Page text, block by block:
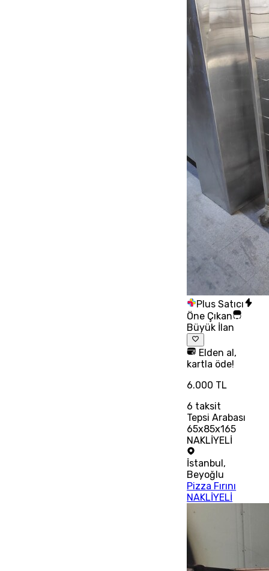
Plus Satıcı
Öne Çıkan
Büyük İlan
Elden al,
kartla öde!
6.000 TL
6 taksit
Tepsi Arabası
65x85x165
NAKLİYELİ
İstanbul ,
Beyoğlu
Pizza Fırını
NAKLİYELİ